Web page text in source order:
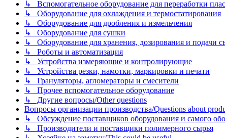
↳ Вспомогательное оборудование для переработки
↳ Оборудование для охлаждения и термостатирования
↳ Оборудование для дробления и измельчения
↳ Оборудование для сушки
↳ Оборудование для хранения, дозирования и подачи
↳ Роботы и автоматизация
↳ Устройства измеряющие и контролирующие
↳ Устройства резки, намотки, маркировки и печати
↳ Грануляторы, агломераторы и смесители
↳ Прочее вспомогательное оборудование
↳ Другие вопросы/Other questions
Вопросы организации производства/Questions about
↳ Обсуждение поставщиков оборудования и самого
↳ Производители и поставщики полимерного сырья